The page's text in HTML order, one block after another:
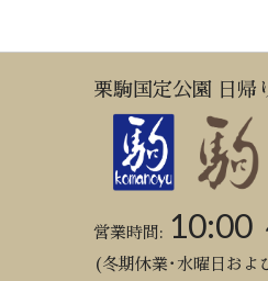
栗駒国定公園 日帰
営業時間: 10:00
(冬期休業･水曜日およ